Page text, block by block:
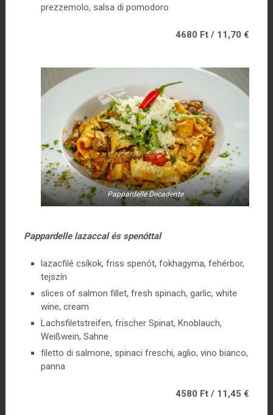
prezzemolo, salsa di pomodoro
4680 Ft / 11,70 €
Pappardelle Decadente
Pappardelle lazaccal és spenóttal
lazacfilé csíkok, friss spenót, fokhagyma, fehérbor,
tejszín
slices of salmon fillet, fresh spinach, garlic, white
wine, cream
Lachsfiletstreifen, frischer Spinat, Knoblauch,
Weißwein, Sahne
filetto di salmone, spinaci freschi, aglio, vino bianco,
panna
4580 Ft / 11,45 €